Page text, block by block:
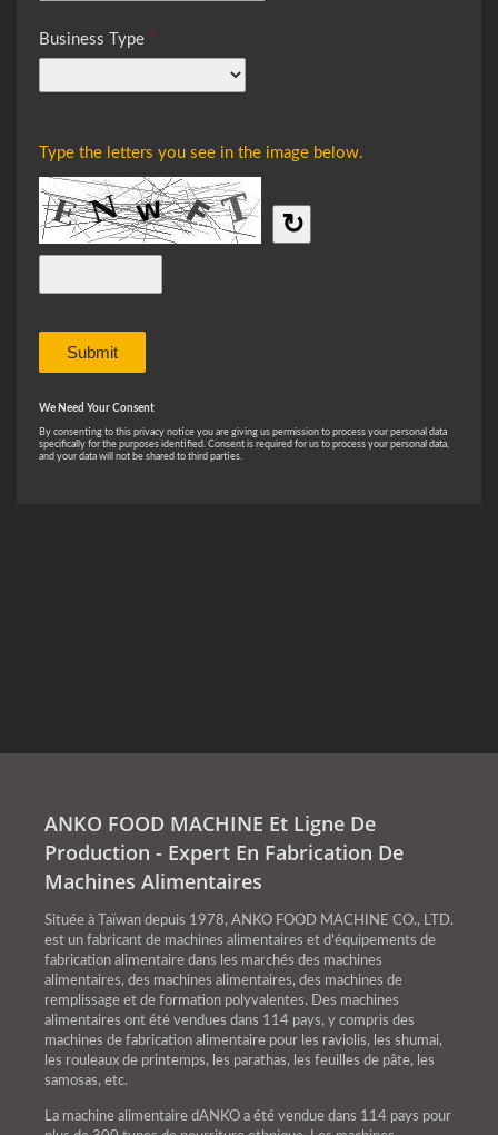
ANKO FOOD MACHINE Et Ligne De
Production - Expert En Fabrication De
Machines Alimentaires
Située à Taïwan depuis 1978, ANKO FOOD MACHINE CO., LTD.
est un fabricant de machines alimentaires et d'équipements de
fabrication alimentaire dans les marchés des machines
alimentaires, des machines alimentaires, des machines de
remplissage et de formation polyvalentes. Des machines
alimentaires ont été vendues dans 114 pays, y compris des
machines de fabrication alimentaire pour les raviolis, les shumai,
les rouleaux de printemps, les parathas, les feuilles de pâte, les
samosas, etc.
La machine alimentaire dANKO a été vendue dans 114 pays pour